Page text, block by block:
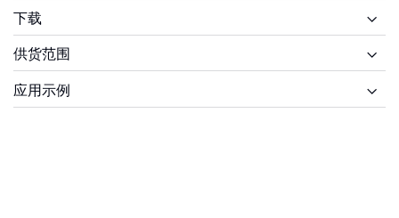
下载
供货范围
应用示例